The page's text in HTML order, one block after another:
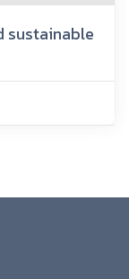
sustainable